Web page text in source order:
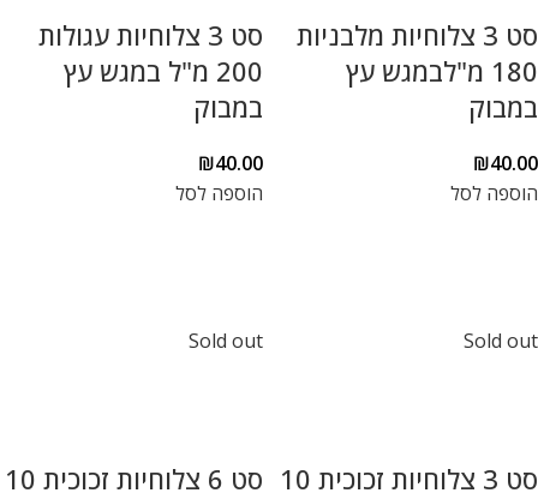
סט 3 צלוחיות מלבניות
180 מ"לבמגש עץ
במבוק
₪40.00
הוספה לסל
סט 3 צלוחיות עגולות
200 מ"ל במגש עץ
במבוק
₪40.00
הוספה לסל
Sold out
סט 3 צלוחיות זכוכית 10
Sold out
סט 6 צלוחיות זכוכית 10